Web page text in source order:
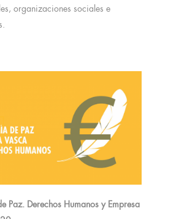
organizaciones sociales e
Paz. Derechos Humanos y Empresa